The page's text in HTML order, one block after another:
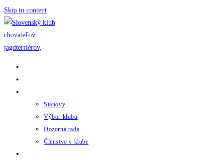
Skip to content
Stanovy
Výbor klubu
Dozorná rada
Členstvo v klube